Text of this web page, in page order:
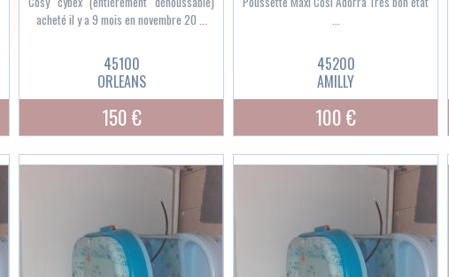
acheté il y a 9 mois en novembre 20 ...
45100
ORLEANS
150 €
...
45200
AMILLY
100 €